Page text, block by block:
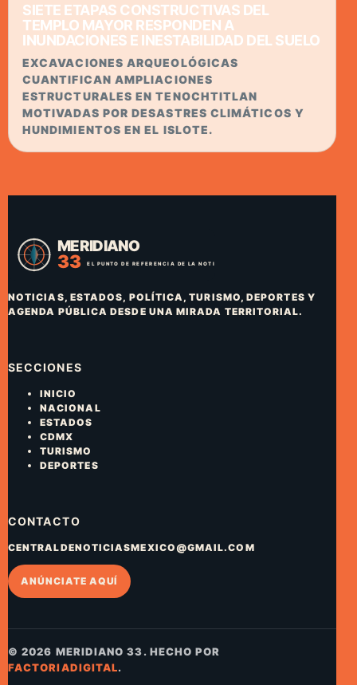
SIETE ETAPAS CONSTRUCTIVAS DEL
TEMPLO MAYOR RESPONDEN A
INUNDACIONES E INESTABILIDAD DEL SUELO
EXCAVACIONES ARQUEOLÓGICAS
CUANTIFICAN AMPLIACIONES
ESTRUCTURALES EN TENOCHTITLAN
MOTIVADAS POR DESASTRES CLIMÁTICOS Y
HUNDIMIENTOS EN EL ISLOTE.
NOTICIAS, ESTADOS, POLÍTICA, TURISMO, DEPORTES Y
AGENDA PÚBLICA DESDE UNA MIRADA TERRITORIAL.
SECCIONES
INICIO
NACIONAL
ESTADOS
CDMX
TURISMO
DEPORTES
CONTACTO
CENTRALDENOTICIASMEXICO@GMAIL.COM
ANÚNCIATE AQUÍ
© 2026 MERIDIANO 33. HECHO POR
FACTORIADIGITAL.